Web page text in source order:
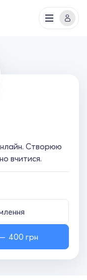
Створюю
вчитися.
400 грн